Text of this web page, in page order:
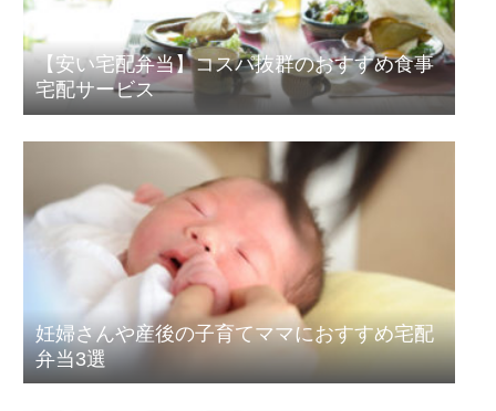
【安い宅配弁当】コスパ抜群のおすすめ食事
宅配サービス
妊婦さんや産後の子育てママにおすすめ宅配
弁当3選